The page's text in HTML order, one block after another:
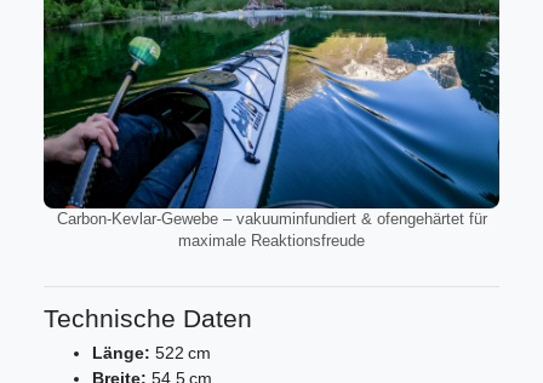
Carbon-Kevlar-Gewebe – vakuuminfundiert & ofengehärtet für
maximale Reaktionsfreude
Technische Daten
Länge: 522 cm
Breite: 54,5 cm